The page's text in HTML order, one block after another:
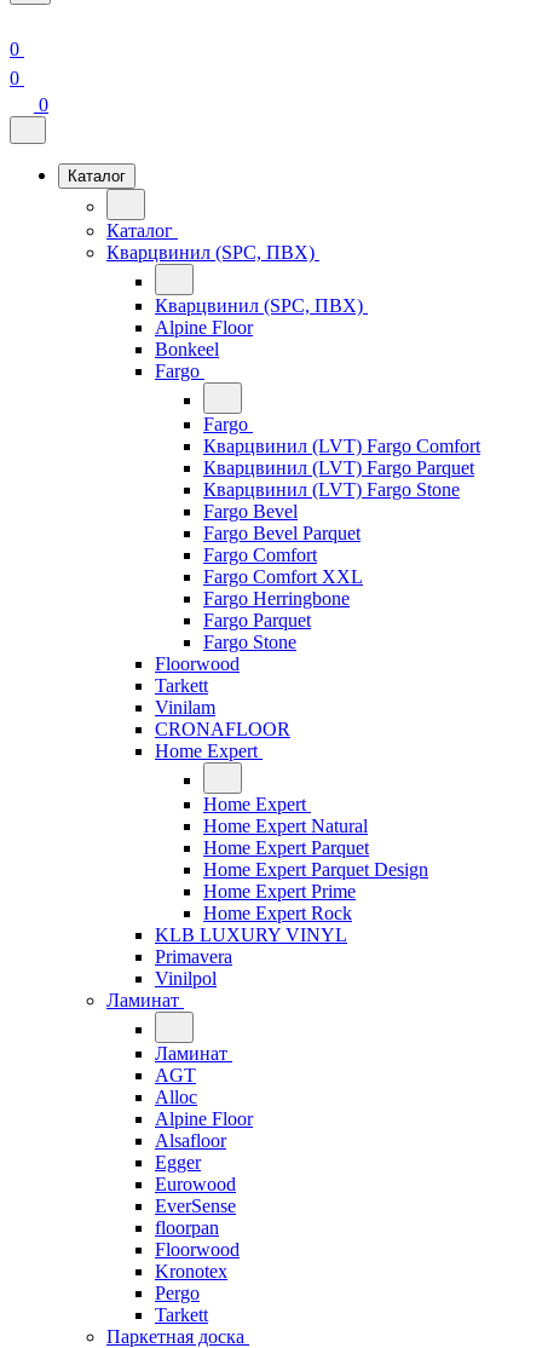
0
0
0
Каталог
Каталог
Кварцвинил (SPC, ПВХ)
Кварцвинил (SPC, ПВХ)
Alpine Floor
Bonkeel
Fargo
Fargo
Кварцвинил (LVT) Fargo Comfort
Кварцвинил (LVT) Fargo Parquet
Кварцвинил (LVT) Fargo Stone
Fargo Bevel
Fargo Bevel Parquet
Fargo Comfort
Fargo Comfort XXL
Fargo Herringbone
Fargo Parquet
Fargo Stone
Floorwood
Tarkett
Vinilam
CRONAFLOOR
Home Expert
Home Expert
Home Expert Natural
Home Expert Parquet
Home Expert Parquet Design
Home Expert Prime
Home Expert Rock
KLB LUXURY VINYL
Primavera
Vinilpol
Ламинат
Ламинат
AGT
Alloc
Alpine Floor
Alsafloor
Egger
Eurowood
EverSense
floorpan
Floorwood
Kronotex
Pergo
Tarkett
Паркетная доска